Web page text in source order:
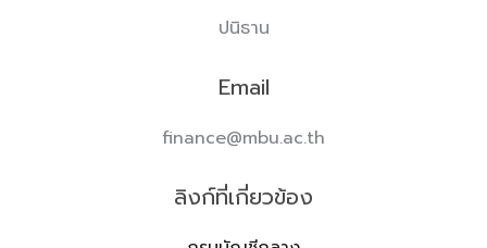
ปนิธาน
Email
finance@mbu.ac.th
ลิงก์ที่เกี่ยวข้อง